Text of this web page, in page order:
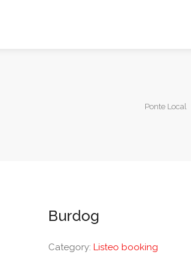
Ponte Local
Burdog
Category:Listeo booking